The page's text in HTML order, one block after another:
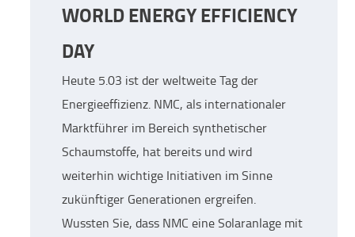
WORLD ENERGY EFFICIENCY
DAY
Heute 5.03 ist der weltweite Tag der
Energieeffizienz. NMC, als internationaler
Marktführer im Bereich synthetischer
Schaumstoffe, hat bereits und wird
weiterhin wichtige Initiativen im Sinne
zukünftiger Generationen ergreifen.
Wussten Sie, dass NMC eine Solaranlage mit